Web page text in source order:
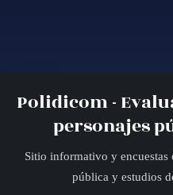
Polidicom -
personajes
Sitio informativo y encuestas
pública y estudios